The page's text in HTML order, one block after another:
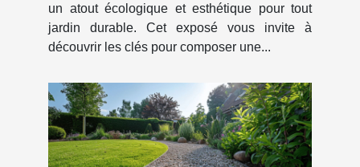
un atout écologique et esthétique pour tout
jardin durable. Cet exposé vous invite à
découvrir les clés pour composer une...